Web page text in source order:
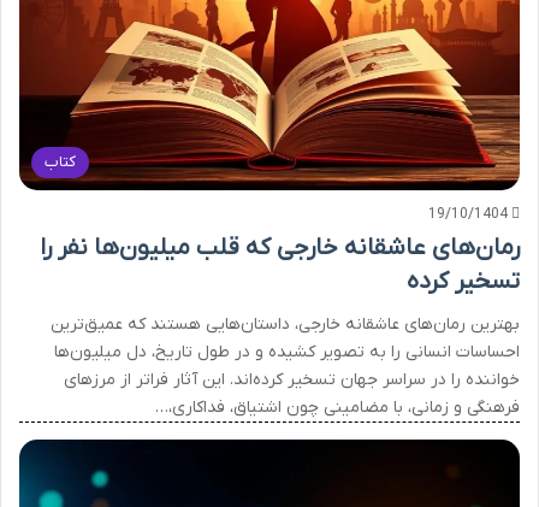
کتاب
19/10/1404
رمان‌های عاشقانه خارجی که قلب میلیون‌ها نفر را
تسخیر کرده
بهترین رمان‌های عاشقانه خارجی، داستان‌هایی هستند که عمیق‌ترین
احساسات انسانی را به تصویر کشیده و در طول تاریخ، دل میلیون‌ها
خواننده را در سراسر جهان تسخیر کرده‌اند. این آثار فراتر از مرزهای
فرهنگی و زمانی، با مضامینی چون اشتیاق، فداکاری،…